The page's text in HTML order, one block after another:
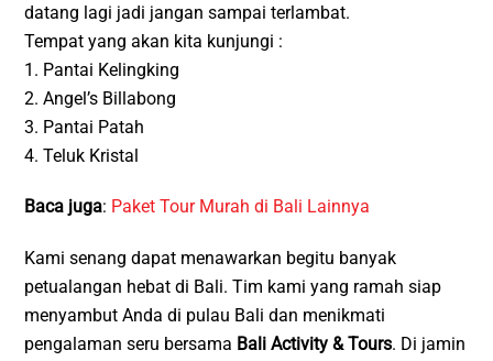
datang lagi jadi jangan sampai terlambat.
Tempat yang akan kita kunjungi :
1. Pantai Kelingking
2. Angel’s Billabong
3. Pantai Patah
4. Teluk Kristal
Baca juga: Paket Tour Murah di Bali Lainnya
Kami senang dapat menawarkan begitu banyak
petualangan hebat di Bali. Tim kami yang ramah siap
menyambut Anda di pulau Bali dan menikmati
pengalaman seru bersama Bali Activity & Tours. Di jamin